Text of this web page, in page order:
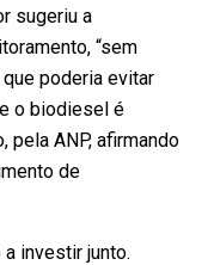
sugeriu a
“sem
poderia evitar
o biodiesel é
pela ANP, afirmando
de
investir junto.